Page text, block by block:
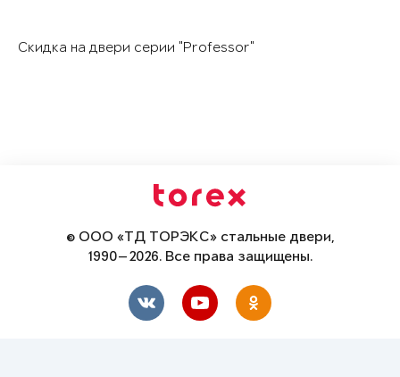
Скидка на двери серии "Professor"
© ООО «ТД ТОРЭКС» стальные двери,
1990—2026. Все права защищены.